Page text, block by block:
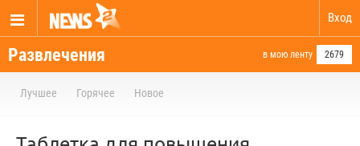
Вход
Развлечения в мою ленту 2679
Лучшее Горячее Новое